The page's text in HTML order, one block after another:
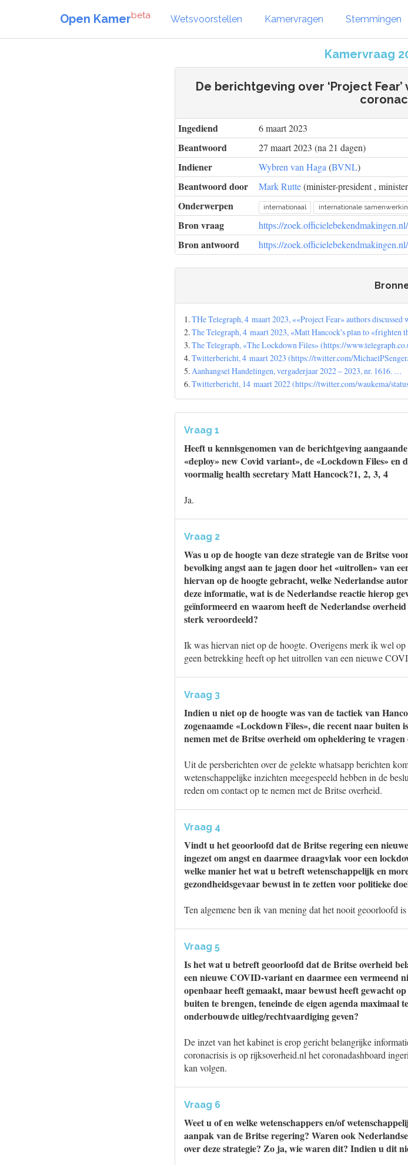
Open Kamerbeta Wetsvoorstellen Kamervragen Stemmingen
Kamervraag
De berichtgeving over ‘Project
Ingediend 6 maart 2023
Beantwoord 27 maart 2023 (na 21 dagen)
Indiener Wybren van Haga (BVNL)
Beantwoord door Mark Rutte(minister-president ,
Onderwerpen internationaal internationale
Bron vraag https://
Bron antwoord https://
1.THe Telegraph, 4 maart 2023, ««Project Fear» authors
2.The Telegraph, 4 maart 2023, «Matt Hancock's plan to «frighten
3.The Telegraph, «The Lockdown Files» (https://
4.Twitterbericht, 4 maart 2023 (https://twitter.com/
5.Aanhangsel Handelingen, vergaderjaar 2022 – 2023, nr. 1616. …
6.Twitterbericht, 14 maart 2022 (https://twitter.com/waukema/
Vraag 1
Heeft u kennisgenomen van de berichtgeving
«deploy» new Covid variant», de «Lockdown Files» en
voormalig health secretary Matt Hancock?1, 2, 3, 4
Ja.
Vraag 2
Was u op de hoogte van deze strategie van de Britse
bevolking angst aan te jagen door het «uitrollen» van
hiervan op de hoogte gebracht, welke Nederlandse
deze informatie, wat is de Nederlandse reactie hierop
geïnformeerd en waarom heeft de Nederlandse
sterk veroordeeld?
Ik was hiervan niet op de hoogte. Overigens merk ik wel
geen betrekking heeft op het uitrollen van een nieuwe
Vraag 3
Indien u niet op de hoogte was van de tactiek van
zogenaamde «Lockdown Files», die recent naar buiten
nemen met de Britse overheid om opheldering te vragen
Uit de persberichten over de gelekte whatsapp berichten
wetenschappelijke inzichten meegespeeld hebben in de
reden om contact op te nemen met de Britse overheid.
Vraag 4
Vindt u het geoorloofd dat de Britse regering een
ingezet om angst en daarmee draagvlak voor een
welke manier het wat u betreft wetenschappelijk en
gezondheidsgevaar bewust in te zetten voor politieke
Ten algemene ben ik van mening dat het nooit geoorloofd is
Vraag 5
Is het wat u betreft geoorloofd dat de Britse overheid
een nieuwe COVID-variant en daarmee een vermeend
openbaar heeft gemaakt, maar bewust heeft gewacht
buiten te brengen, teneinde de eigen agenda
onderbouwde uitleg/rechtvaardiging geven?
De inzet van het kabinet is erop gericht belangrijke
coronacrisis is op rijksoverheid.nl het coronadashboard
kan volgen.
Vraag 6
Weet u of en welke wetenschappers en/of
aanpak van de Britse regering? Waren ook
over deze strategie? Zo ja, wie waren dit? Indien u dit